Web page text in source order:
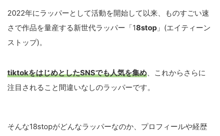
2022年にラッパーとして活動を開始して以来、ものすごい速
さで作品を量産する新世代ラッパー「18stop 」(エイティーン
ストップ)。
tiktokをはじめとしたSNSでも人気を集め、これからさらに
注目されること間違いなしのラッパーです。
そんな18stopがどんなラッパーなのか、プロフィールや経歴